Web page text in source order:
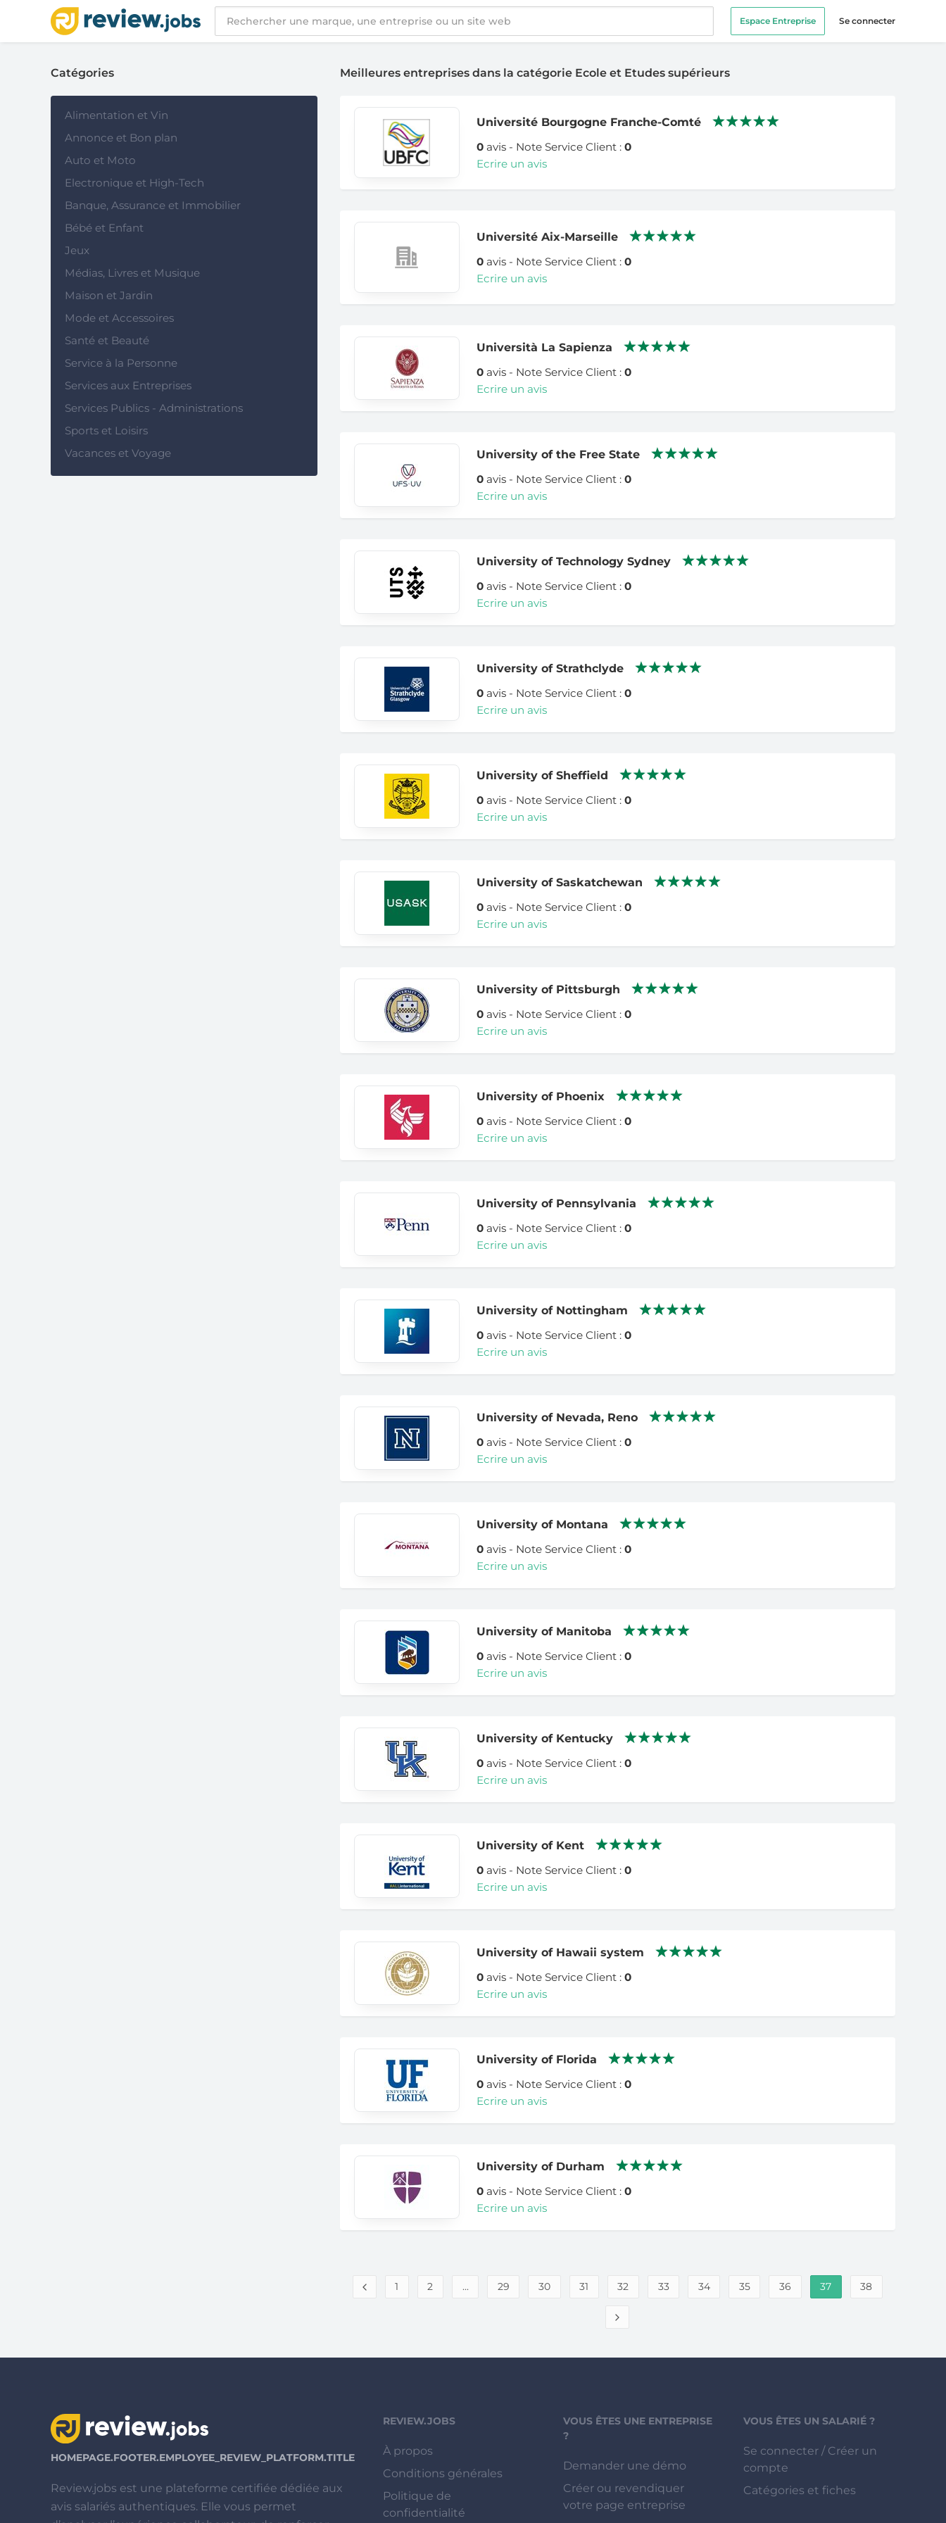
Espace Entreprise Se connecter
Catégories
Alimentation et Vin
Annonce et Bon plan
Auto et Moto
Electronique et High-Tech
Banque, Assurance et Immobilier
Bébé et Enfant
Jeux
Médias, Livres et Musique
Maison et Jardin
Mode et Accessoires
Santé et Beauté
Service à la Personne
Services aux Entreprises
Services Publics - Administrations
Sports et Loisirs
Vacances et Voyage
Meilleures entreprises dans la catégorie Ecole et Etudes supérieurs
Université Bourgogne Franche-Comté
0avis - Note Service Client : 0
Ecrire un avis
Université Aix-Marseille
0avis - Note Service Client : 0
Ecrire un avis
Università La Sapienza
0avis - Note Service Client : 0
Ecrire un avis
University of the Free State
0avis - Note Service Client : 0
Ecrire un avis
University of Technology Sydney
0avis - Note Service Client : 0
Ecrire un avis
University of Strathclyde
0avis - Note Service Client : 0
Ecrire un avis
University of Sheffield
0avis - Note Service Client : 0
Ecrire un avis
University of Saskatchewan
0avis - Note Service Client : 0
Ecrire un avis
University of Pittsburgh
0avis - Note Service Client : 0
Ecrire un avis
University of Phoenix
0avis - Note Service Client : 0
Ecrire un avis
University of Pennsylvania
0avis - Note Service Client : 0
Ecrire un avis
University of Nottingham
0avis - Note Service Client : 0
Ecrire un avis
University of Nevada, Reno
0avis - Note Service Client : 0
Ecrire un avis
University of Montana
0avis - Note Service Client : 0
Ecrire un avis
University of Manitoba
0avis - Note Service Client : 0
Ecrire un avis
University of Kentucky
0avis - Note Service Client : 0
Ecrire un avis
University of Kent
0avis - Note Service Client : 0
Ecrire un avis
University of Hawaii system
0avis - Note Service Client : 0
Ecrire un avis
University of Florida
0avis - Note Service Client : 0
Ecrire un avis
University of Durham
0avis - Note Service Client : 0
Ecrire un avis
1 2 ... 29 30 31 32 33 34 35 36 37 38
HOMEPAGE.FOOTER.EMPLOYEE_REVIEW_PLATFORM.TITLE
Review.jobs est une plateforme certifiée dédiée aux
avis salariés authentiques. Elle vous permet
REVIEW.JOBS
À propos
Conditions générales
Politique de
confidentialité
VOUS ÊTES UNE ENTREPRISE
?
Demander une démo
Créer ou revendiquer
votre page entreprise
VOUS ÊTES UN SALARIÉ ?
Se connecter / Créer un
compte
Catégories et fiches